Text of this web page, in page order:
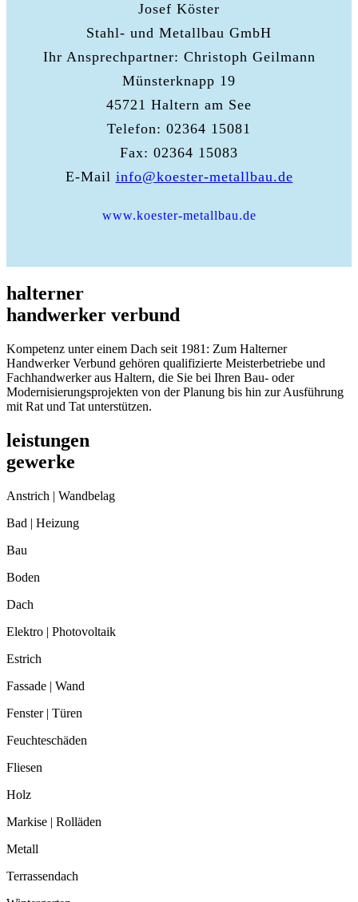
Josef Köster
Stahl- und Metallbau GmbH
Ihr Ansprechpartner: Christoph Geilmann
Münsterknapp 19
45721 Haltern am See
Telefon: 02364 15081
Fax: 02364 15083
E-Mail info@koester-metallbau.de
www.koester-metallbau.de
halterner
handwerker verbund
Kompetenz unter einem Dach seit 1981: Zum Halterner
Handwerker Verbund gehören qualifizierte Meisterbetriebe und
Fachhandwerker aus Haltern, die Sie bei Ihren Bau- oder
Modernisierungsprojekten von der Planung bis hin zur Ausführung
mit Rat und Tat unterstützen.
leistungen
gewerke
Anstrich | Wandbelag
Bad | Heizung
Bau
Boden
Dach
Elektro | Photovoltaik
Estrich
Fassade | Wand
Fenster | Türen
Feuchteschäden
Fliesen
Holz
Markise | Rolläden
Metall
Terrassendach